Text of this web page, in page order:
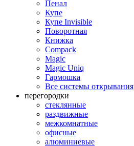
Пенал
Купе
Купе Invisible
Поворотная
Книжка
Compack
Magic
Magic Uniq
Гармошка
Все системы открывания
перегородки
стеклянные
раздвижные
межкомнатные
офисные
алюминиевые